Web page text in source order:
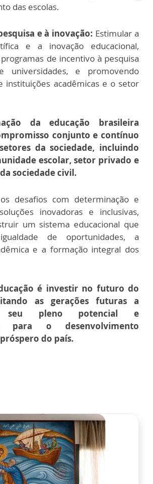
das escolas.
e à inovação: Estimular a
e a inovação educacional,
de incentivo à pesquisa
universidades, e promovendo
instituições acadêmicas e o setor
da educação brasileira
conjunto e contínuo
da sociedade, incluindo
escolar, setor privado e
sociedade civil.
desafios com determinação e
inovadoras e inclusivas,
um sistema educacional que
de oportunidades, a
e a formação integral dos
é investir no futuro do
as gerações futuras a
seu pleno potencial e
para o desenvolvimento
do país.